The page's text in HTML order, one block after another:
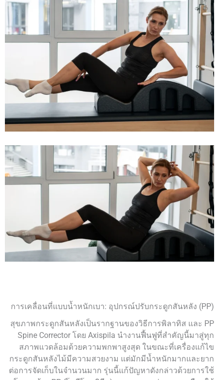
การเคลื่อนที่แบบน้ำหนักเบา: อุปกรณ์ปรับกระดูกสันหลัง (PP)
สุขภาพกระดูกสันหลังเป็นรากฐานของวิธีการพิลาทิส และ PP
Spine Corrector โดย Axispila นำงานฟื้นฟูที่สำคัญนี้มาสู่ทุก
สภาพแวดล้อมด้วยความพกพาสูงสุด ในขณะที่เครื่องแก้ไข
กระดูกสันหลังไม้มีความสวยงาม แต่มักมีน้ำหนักมากและยาก
ต่อการจัดเก็บในจำนวนมาก รุ่นนี้แก้ปัญหาดังกล่าวด้วยการใช้